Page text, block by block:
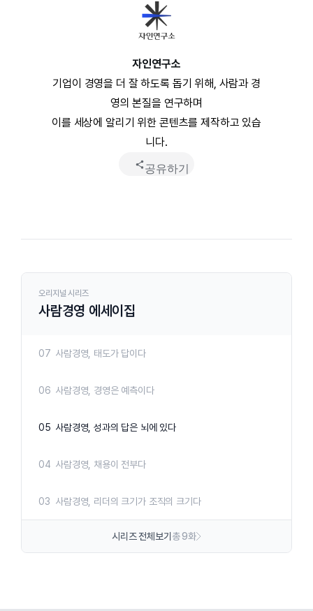
자인연구소
기업이 경영을 더 잘 하도록 돕기 위해, 사람과 경
영의 본질을 연구하며
이를 세상에 알리기 위한 콘텐츠를 제작하고 있습
니다.
공유하기
오리지널 시리즈
사람경영 에세이집
08 사람경영, 기업가정신은 사회적 책임이다
07 사람경영, 태도가 답이다
06 사람경영, 경영은 예측이다
05 사람경영, 성과의 답은 뇌에 있다
04 사람경영, 채용이 전부다
03 사람경영, 리더의 크기가 조직의 크기다
사람경영, 욕망이 시장이다
시리즈 전체보기 총 9화